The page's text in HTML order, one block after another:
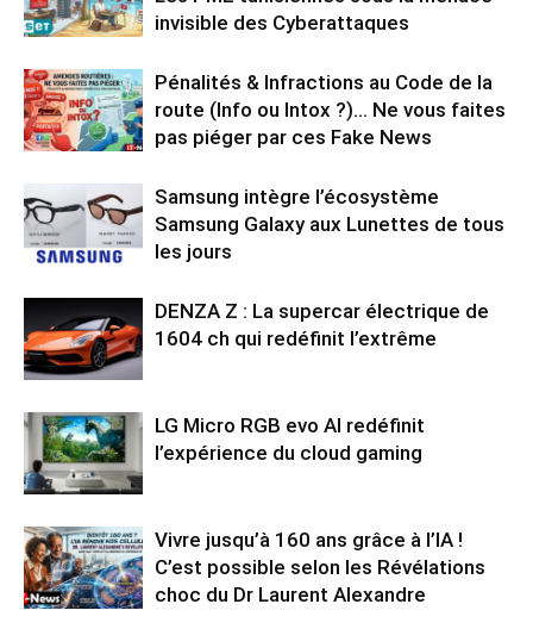
invisible des Cyberattaques
Pénalités & Infractions au Code de la
route (Info ou Intox ?)… Ne vous faites
pas piéger par ces Fake News
Samsung intègre l’écosystème
Samsung Galaxy aux Lunettes de tous
les jours
DENZA Z : La supercar électrique de
1604 ch qui redéfinit l’extrême
LG Micro RGB evo AI redéfinit
l’expérience du cloud gaming
Vivre jusqu’à 160 ans grâce à l’IA !
C’est possible selon les Révélations
choc du Dr Laurent Alexandre